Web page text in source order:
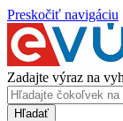
Preskočiť navigáciu
Zadajte výraz na
Hľadať